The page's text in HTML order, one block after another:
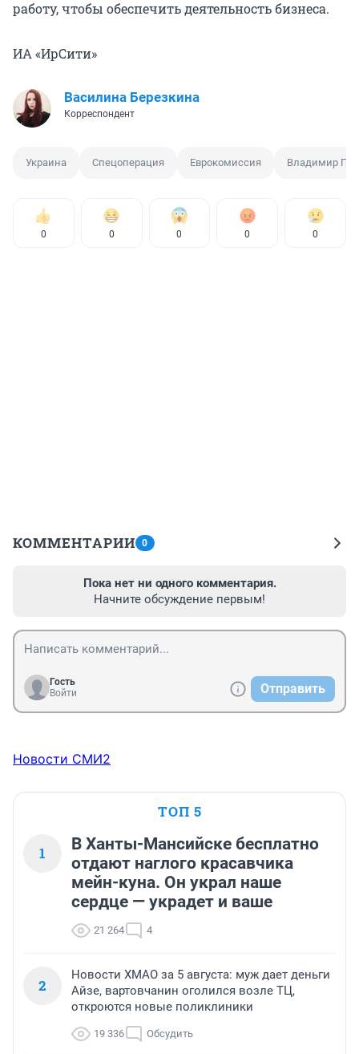
работу, чтобы обеспечить деятельность бизнеса.
ИА «ИрСити»
Василина Березкина
Корреспондент
Украина Спецоперация Еврокомиссия Владимир
0 0 0 0 0
КОММЕНТАРИИ 0
Пока нет ни одного комментария.
Начните обсуждение первым!
Гость
Войти
Отправить
Новости СМИ2
ТОП 5
1
В Ханты-Мансийске бесплатно
отдают наглого красавчика
мейн-куна. Он украл наше
сердце — украдет и ваше
21 264 4
2
Новости ХМАО за 5 августа: муж дает деньги
Айзе, вартовчанин оголился возле ТЦ,
откроются новые поликлиники
19 336 Обсудить